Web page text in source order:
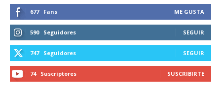
677 Fans ME GUSTA
590 Seguidores SEGUIR
747 Seguidores SEGUIR
74 Suscriptores SUSCRIBIRTE